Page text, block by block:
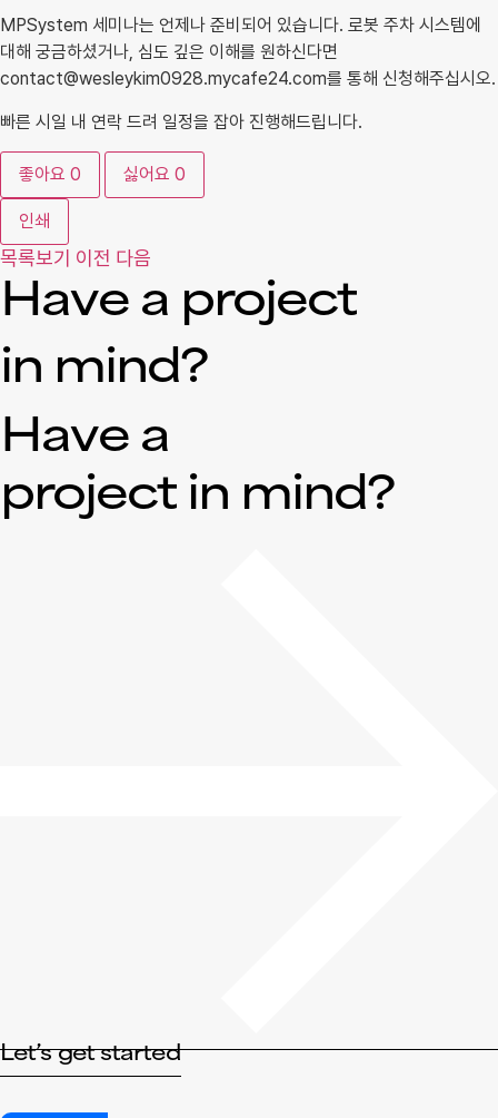
MPSystem 세미나는 언제나 준비되어 있습니다. 로봇 주차 시스템에
대해 궁금하셨거나, 심도 깊은 이해를 원하신다면
contact@wesleykim0928.mycafe24.com를 통해 신청해주십시오.
빠른 시일 내 연락 드려 일정을 잡아 진행해드립니다.
좋아요 0 싫어요 0
인쇄
목록보기 이전 다음
Have a project
in mind?
Have a
project in mind?
Let’s get started